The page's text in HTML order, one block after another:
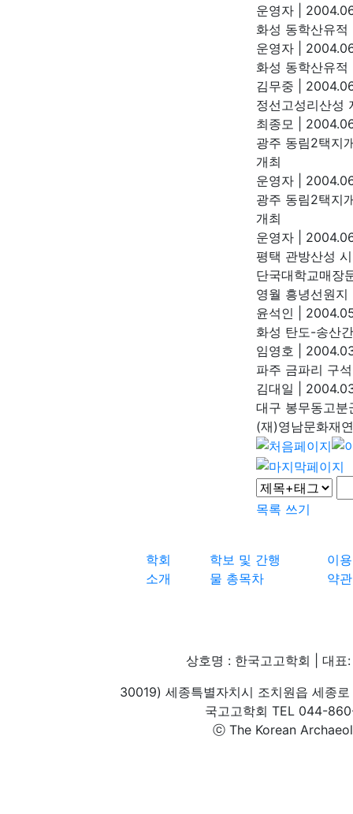
운영자
화성 동학산유
운영자
화성 동학산유
김무중
정선고성리산성
최종모
광주 동림2택지
개최
운영자
광주 동림2택지
개최
운영자
평택 관방산성
단국대학교매장
영월 흥녕선원
윤석인
화성 탄도-송산
임영호
파주 금파리 구
김대일
대구 봉무동고
(재)영남문화재
목록 쓰기
학회
소개
학보 및 간행
물 총목차
이용
약관
상호명 : 한국고고학회 | 대
30019) 세종특별자치시 조치원읍 세종
국고고학회 TEL 044-
ⓒ The Korean